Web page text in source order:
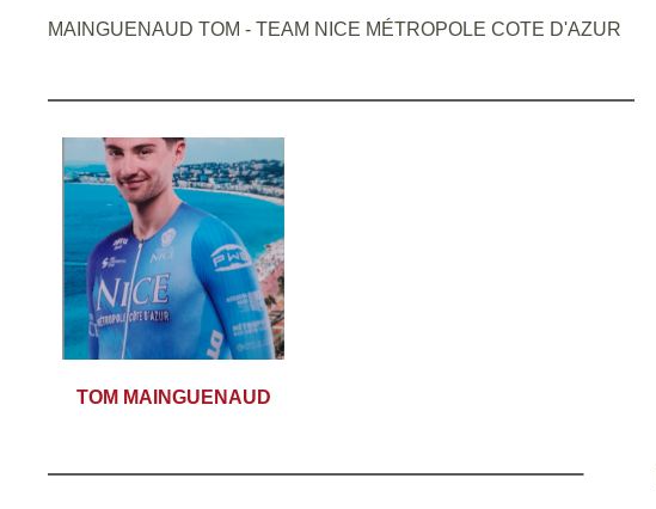
MAINGUENAUD TOM - TEAM NICE MÉTROPOLE COTE D'AZUR
TOM MAINGUENAUD